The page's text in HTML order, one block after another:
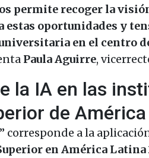
permite recoger la
estas oportunidades y
en el centro
Paula Aguirre,
la IA en las
de
corresponde a la
en América Latina